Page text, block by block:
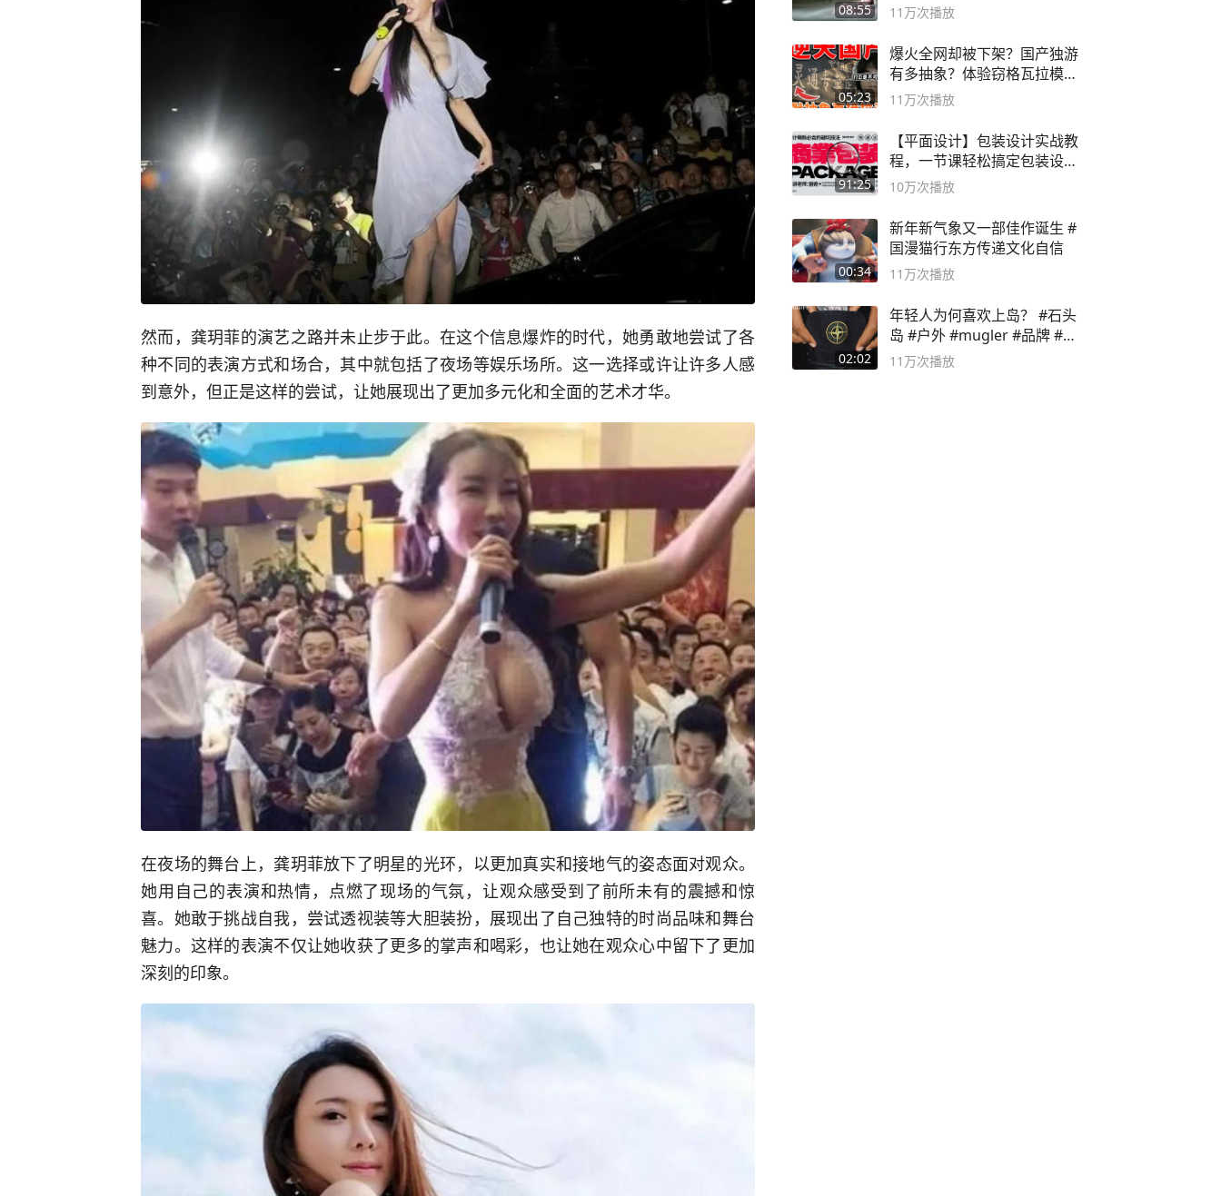
然而，龚玥菲的演艺之路并未止步于此。在这个信息爆炸的时代，她勇敢地尝试了各
种不同的表演方式和场合，其中就包括了夜场等娱乐场所。这一选择或许让许多人感
到意外，但正是这样的尝试，让她展现出了更加多元化和全面的艺术才华。
在夜场的舞台上，龚玥菲放下了明星的光环，以更加真实和接地气的姿态面对观众。
她用自己的表演和热情，点燃了现场的气氛，让观众感受到了前所未有的震撼和惊
喜。她敢于挑战自我，尝试透视装等大胆装扮，展现出了自己独特的时尚品味和舞台
魅力。这样的表演不仅让她收获了更多的掌声和喝彩，也让她在观众心中留下了更加
深刻的印象。
08:55 11万次播放
05:23
爆火全网却被下架？国产独游
有多抽象？体验窃格瓦拉模拟
器！
11万次播放
91:25
【平面设计】包装设计实战教
程，一节课轻松搞定包装设计
流程！
10万次播放
00:34
新年新气象又一部佳作诞生 #
国漫猫行东方传递文化自信
11万次播放
02:02
年轻人为何喜欢上岛？ #石头
岛 #户外 #mugler #品牌 #足
球流氓
11万次播放